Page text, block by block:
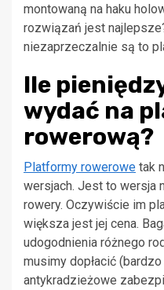
montowaną na haku
rozwiązań jest
niezaprzeczalnie są to
Ile
wydać na
rowerową?
Platformy rowerowe tak
wersjach. Jest to wersja
rowery. Oczywiście im
większa jest jej cena.
udogodnienia różnego
musimy dopłacić
antykradzieżowe